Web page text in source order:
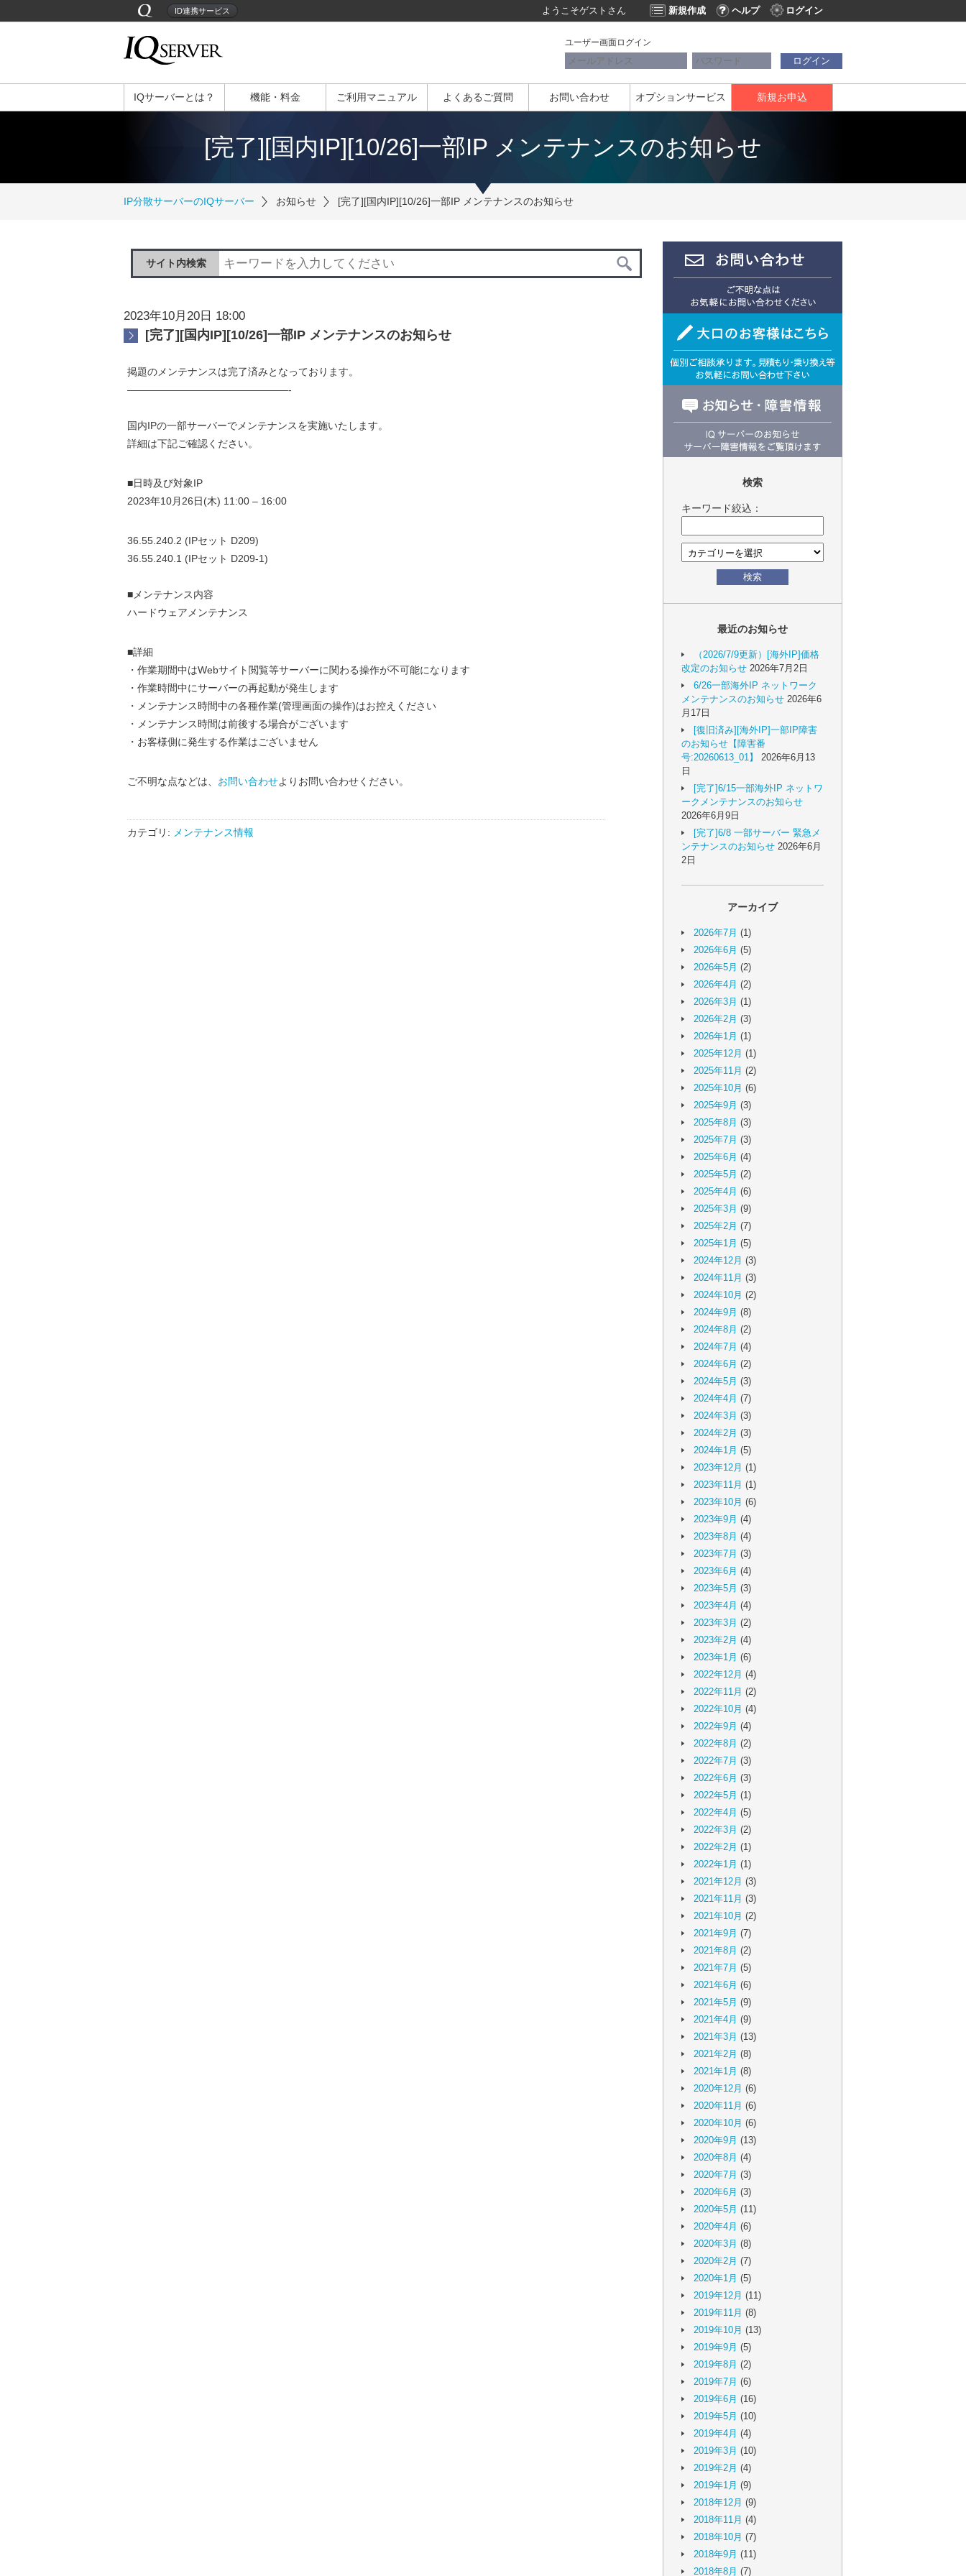
ID連携サービス ようこそゲスト さん 新規作成 ヘルプ ログイン
ユーザー画面ログイン
ログイン
IQサーバーとは？ 機能・料金 ご利用マニュアル よくあるご質問 お問い合わせ オプションサービス 新規お申込
[完了][国内IP][10/26]一部IP メンテナンスのお知らせ
IP分散サーバーのIQサーバー お知らせ [完了][国内IP][10/26]一部IP メンテナンスのお知らせ
サイト内検索
2023年10月20日 18:00
[完了][国内IP][10/26]一部IP メンテナンスのお知らせ
掲題のメンテナンスは完了済みとなっております。
————————————————-
国内IPの一部サーバーでメンテナンスを実施いたします。
詳細は下記ご確認ください。
■日時及び対象IP
2023年10月26日(木) 11:00 – 16:00
36.55.240.2 (IPセット D209)
36.55.240.1 (IPセット D209-1)
■メンテナンス内容
ハードウェアメンテナンス
■詳細
・作業期間中はWebサイト閲覧等サーバーに関わる操作が不可能になります
・作業時間中にサーバーの再起動が発生します
・メンテナンス時間中の各種作業(管理画面の操作)はお控えください
・メンテナンス時間は前後する場合がございます
・お客様側に発生する作業はございません
ご不明な点などは、 お問い合わせよりお問い合わせください。
カテゴリ: メンテナンス情報
検索
キーワード絞込：
検索
最近のお知らせ
（2026/7/9更新）[海外IP]価格
改定のお知らせ 2026年7月2日
6/26一部海外IP ネットワーク
メンテナンスのお知らせ 2026年6
月17日
[復旧済み][海外IP]一部IP障害
のお知らせ【障害番
号:20260613_01】
2026年6月13
日
[完了]6/15一部海外IP ネットワ
ークメンテナンスのお知らせ
2026年6月9日
[完了]6/8 一部サーバー 緊急メ
ンテナンスのお知らせ 2026年6月
2日
アーカイブ
2026年7月 (1)
2026年6月 (5)
2026年5月 (2)
2026年4月 (2)
2026年3月 (1)
2026年2月 (3)
2026年1月 (1)
2025年12月 (1)
2025年11月 (2)
2025年10月 (6)
2025年9月 (3)
2025年8月 (3)
2025年7月 (3)
2025年6月 (4)
2025年5月 (2)
2025年4月 (6)
2025年3月 (9)
2025年2月 (7)
2025年1月 (5)
2024年12月 (3)
2024年11月 (3)
2024年10月 (2)
2024年9月 (8)
2024年8月 (2)
2024年7月 (4)
2024年6月 (2)
2024年5月 (3)
2024年4月 (7)
2024年3月 (3)
2024年2月 (3)
2024年1月 (5)
2023年12月 (1)
2023年11月 (1)
2023年10月 (6)
2023年9月 (4)
2023年8月 (4)
2023年7月 (3)
2023年6月 (4)
2023年5月 (3)
2023年4月 (4)
2023年3月 (2)
2023年2月 (4)
2023年1月 (6)
2022年12月 (4)
2022年11月 (2)
2022年10月 (4)
2022年9月 (4)
2022年8月 (2)
2022年7月 (3)
2022年6月 (3)
2022年5月 (1)
2022年4月 (5)
2022年3月 (2)
2022年2月 (1)
2022年1月 (1)
2021年12月 (3)
2021年11月 (3)
2021年10月 (2)
2021年9月 (7)
2021年8月 (2)
2021年7月 (5)
2021年6月 (6)
2021年5月 (9)
2021年4月 (9)
2021年3月 (13)
2021年2月 (8)
2021年1月 (8)
2020年12月 (6)
2020年11月 (6)
2020年10月 (6)
2020年9月 (13)
2020年8月 (4)
2020年7月 (3)
2020年6月 (3)
2020年5月 (11)
2020年4月 (6)
2020年3月 (8)
2020年2月 (7)
2020年1月 (5)
2019年12月 (11)
2019年11月 (8)
2019年10月 (13)
2019年9月 (5)
2019年8月 (2)
2019年7月 (6)
2019年6月 (16)
2019年5月 (10)
2019年4月 (4)
2019年3月 (10)
2019年2月 (4)
2019年1月 (9)
2018年12月 (9)
2018年11月 (4)
2018年10月 (7)
2018年9月 (11)
2018年8月 (7)